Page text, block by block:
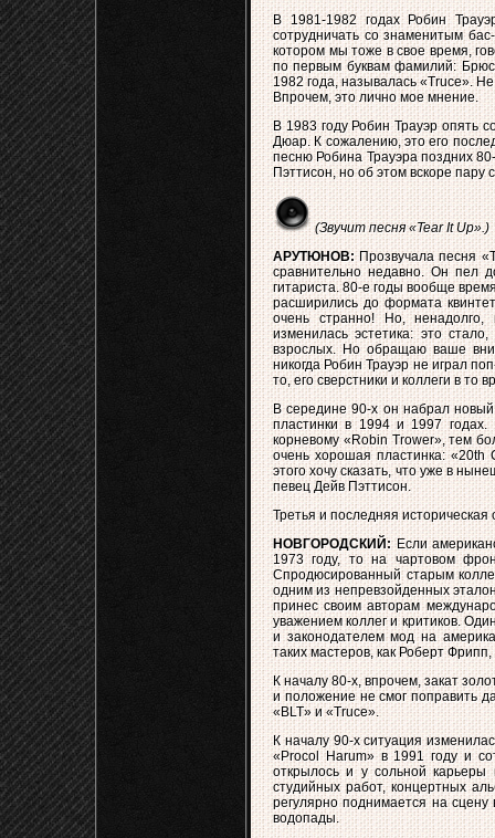
В 1981-1982 годах Робин
сотрудничать со знаменитым
котором мы тоже в свое время,
по первым буквам фамилий:
1982 года, называлась «Truce».
Впрочем, это лично мое мнение.
В 1983 году Робин Трауэр опять
Дюар. К сожалению, это его
песню Робина Трауэра поздних
Пэттисон, но об этом вскоре
(Звучит песня «Tear It Up».)
АРУТЮНОВ:Прозвучала песня
сравнительно недавно. Он пел
гитариста. 80-е годы вообще
расширились до формата
очень странно! Но,
изменилась эстетика: это
взрослых. Но обращаю ваше
никогда Робин Трауэр не играл
то, его сверстники и коллеги в то
В середине 90-х он набрал
пластинки в 1994 и 1997 годах.
корневому «Robin Trower», тем
очень хорошая пластинка:
этого хочу сказать, что уже в
певец Дейв Пэттисон.
Третья и последняя историческая
НОВГОРОДСКИЙ:Если
1973 году, то на чартовом
Спродюсированный старым
одним из непревзойденных
принес своим авторам
уважением коллег и критиков.
и законодателем мод на
таких мастеров, как Роберт
К началу 80-х, впрочем, закат
и положение не смог поправить
«BLT» и «Truce».
К началу 90-х ситуация
«Procol Harum» в 1991 году и
открылось и у сольной
студийных работ, концертных
регулярно поднимается на
водопады.